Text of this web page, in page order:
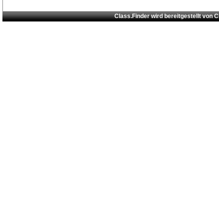
Class.Finder wird bereitgestellt von